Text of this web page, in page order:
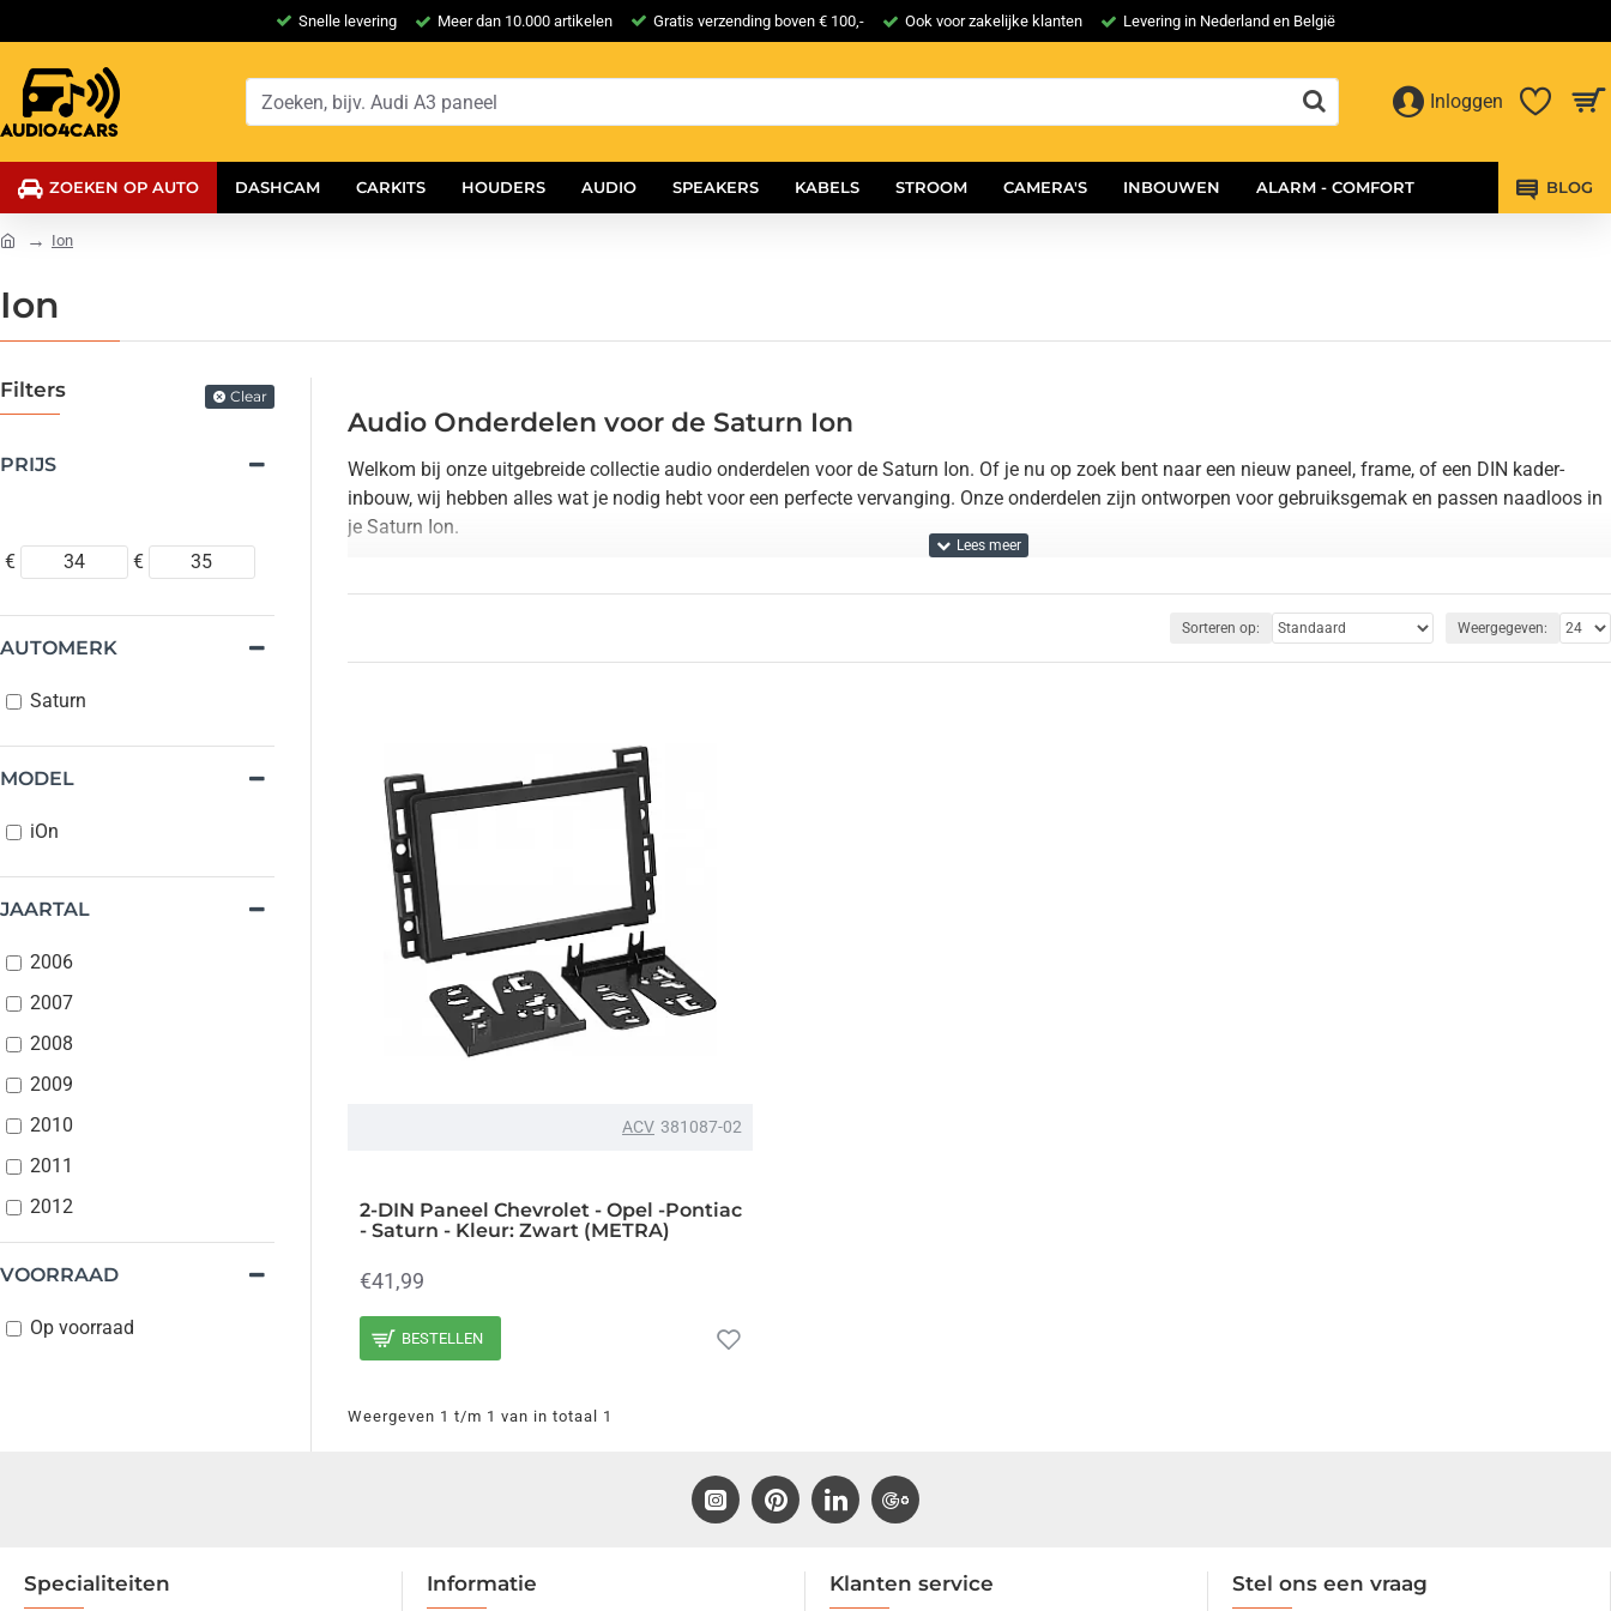
Snelle levering Meer dan 10.000 artikelen Gratis verzending boven € 100,- Ook voor zakelijke klanten Levering in Nederland en België
Inloggen
ZOEKEN OP AUTO DASHCAM CARKITS HOUDERS AUDIO SPEAKERS KABELS STROOM CAMERA'S INBOUWEN ALARM - COMFORT BLOG
Ion
Ion
Filters Clear
PRIJS
€ €
JAARTAL
2006
2007
2008
2009
2010
2011
2012
MODEL
iOn
AUTOMERK
Saturn
VOORRAAD
Op voorraad
Audio Onderdelen voor de Saturn Ion
Welkom bij onze uitgebreide collectie audio onderdelen voor de Saturn Ion. Of je nu op zoek bent naar een nieuw paneel, frame, of een DIN kader-
inbouw, wij hebben alles wat je nodig hebt voor een perfecte vervanging. Onze onderdelen zijn ontworpen voor gebruiksgemak en passen naadloos in
je Saturn Ion.
nu een ervaren monteur bent of een doe-het-zelver, onze producten maken de installatie eenvoudig en probleemloos.
Heb je vragen of wil je meer informatie? Neem gerust
Sorteren op: Weergegeven:
ACV 381087-02
2-DIN Paneel Chevrolet - Opel -Pontiac
- Saturn - Kleur: Zwart (METRA)
€41,99
BESTELLEN
Weergeven 1 t/m 1 van in totaal 1
Specialiteiten Informatie Klanten service Stel ons een vraag